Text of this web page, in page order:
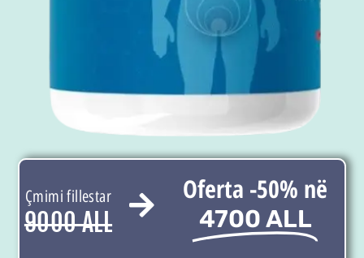
Çmimi fillestar
9000 ALL
Oferta -50% në
4700 ALL